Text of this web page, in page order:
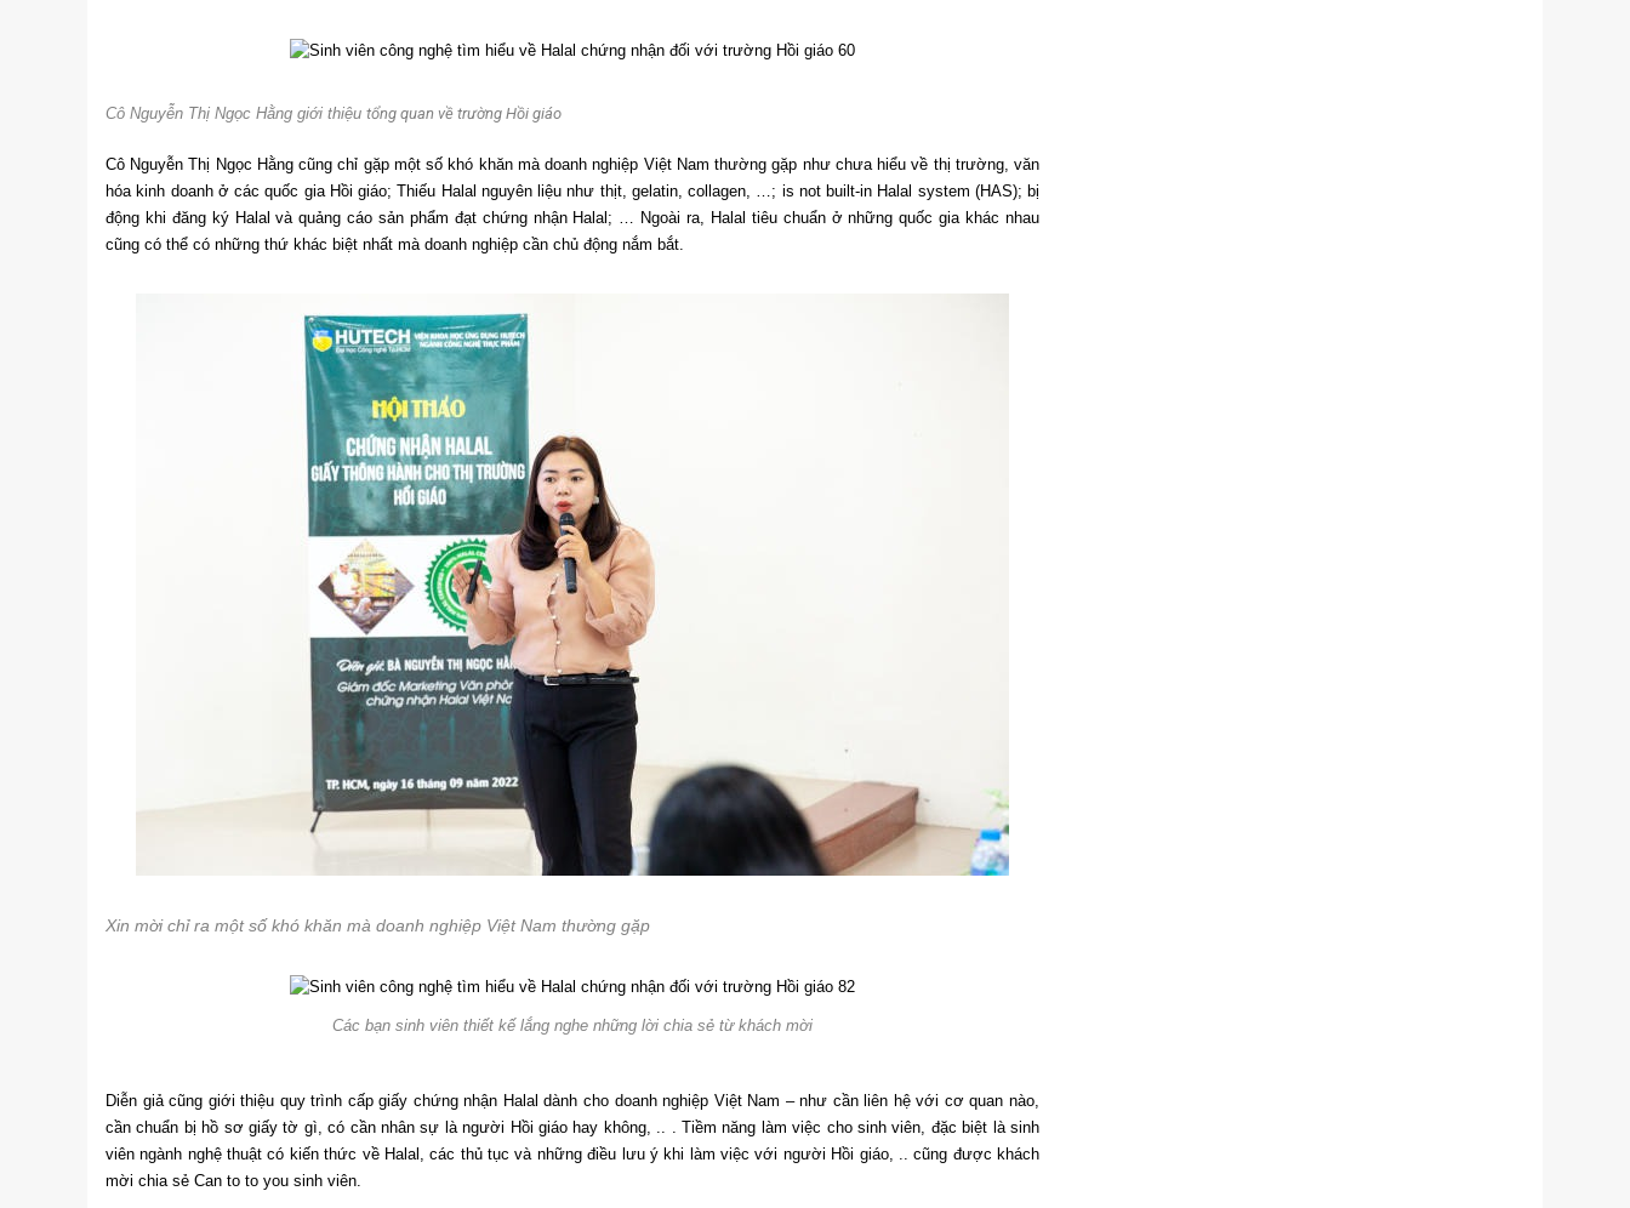
Cô Nguyễn Thị Ngọc Hằng giới thiệu tổng quan về trường Hồi giáo
Cô Nguyễn Thị Ngọc Hằng cũng chỉ gặp một số khó khăn mà doanh nghiệp Việt Nam thường gặp như chưa hiểu về thị trường, văn
hóa kinh doanh ở các quốc gia Hồi giáo; Thiếu Halal nguyên liệu như thịt, gelatin, collagen, …; is not built-in Halal system (HAS); bị
động khi đăng ký Halal và quảng cáo sản phẩm đạt chứng nhận Halal; … Ngoài ra, Halal tiêu chuẩn ở những quốc gia khác nhau
cũng có thể có những thứ khác biệt nhất mà doanh nghiệp cần chủ động nắm bắt.
Xin mời chỉ ra một số khó khăn mà doanh nghiệp Việt Nam thường gặp
Các bạn sinh viên thiết kế lắng nghe những lời chia sẻ từ khách mời
Diễn giả cũng giới thiệu quy trình cấp giấy chứng nhận Halal dành cho doanh nghiệp Việt Nam – như cần liên hệ với cơ quan nào,
cần chuẩn bị hồ sơ giấy tờ gì, có cần nhân sự là người Hồi giáo hay không, .. . Tiềm năng làm việc cho sinh viên, đặc biệt là sinh
viên ngành nghệ thuật có kiến ​​thức về Halal, các thủ tục và những điều lưu ý khi làm việc với người Hồi giáo, .. cũng được khách
mời chia sẻ Can to to you sinh viên.